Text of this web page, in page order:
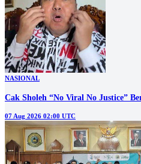
NASIONAL
Cak Sholeh “No Viral No Justice”
07 Aug 2026 02:00 UTC